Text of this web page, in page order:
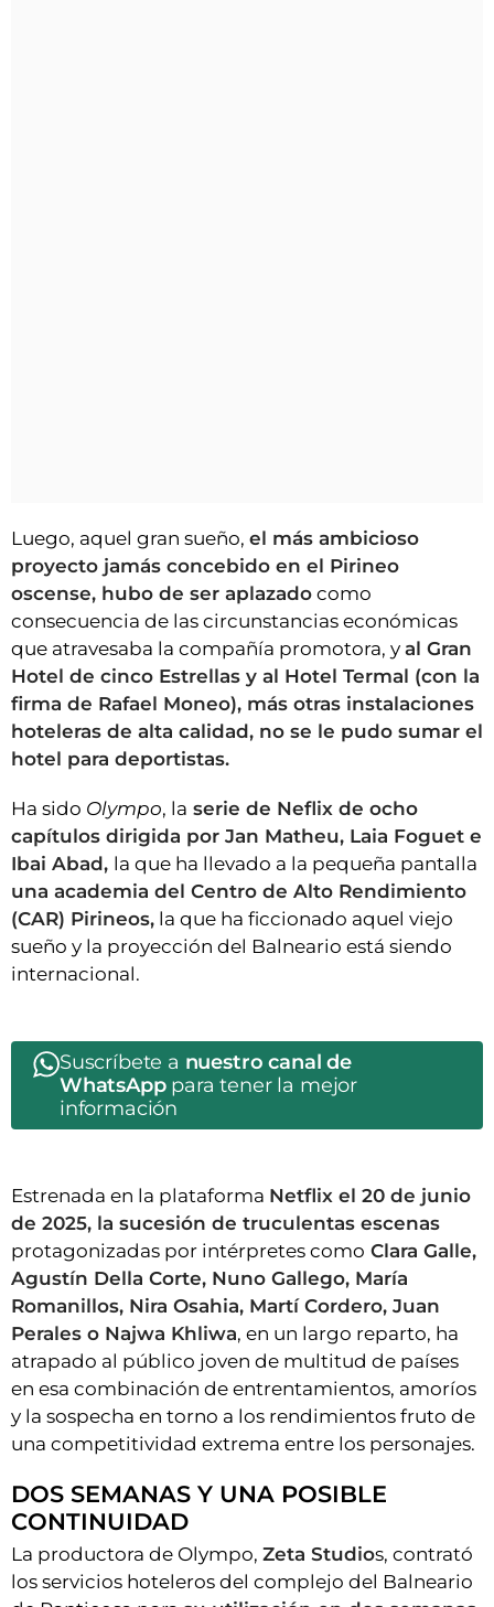
Luego, aquel gran sueño, el más ambicioso
proyecto jamás concebido en el Pirineo
oscense, hubo de ser aplazado como
consecuencia de las circunstancias económicas
que atravesaba la compañía promotora, y al Gran
Hotel de cinco Estrellas y al Hotel Termal (con la
firma de Rafael Moneo), más otras instalaciones
hoteleras de alta calidad, no se le pudo sumar el
hotel para deportistas.
Ha sido Olympo, la serie de Neflix de ocho
capítulos dirigida por Jan Matheu, Laia Foguet e
Ibai Abad, la que ha llevado a la pequeña pantalla
una academia del Centro de Alto Rendimiento
(CAR) Pirineos, la que ha ficcionado aquel viejo
sueño y la proyección del Balneario está siendo
internacional.
Suscríbete a nuestro canal de
WhatsApppara tener la mejor
información
Estrenada en la plataforma Netflix el 20 de junio
de 2025, la sucesión de truculentas escenas
protagonizadas por intérpretes como Clara Galle,
Agustín Della Corte, Nuno Gallego, María
Romanillos, Nira Osahia, Martí Cordero, Juan
Perales o Najwa Khliwa, en un largo reparto, ha
atrapado al público joven de multitud de países
en esa combinación de entrentamientos, amoríos
y la sospecha en torno a los rendimientos fruto de
una competitividad extrema entre los personajes.
DOS SEMANAS Y UNA POSIBLE
CONTINUIDAD
La productora de Olympo, Zeta Studios, contrató
los servicios hoteleros del complejo del Balneario